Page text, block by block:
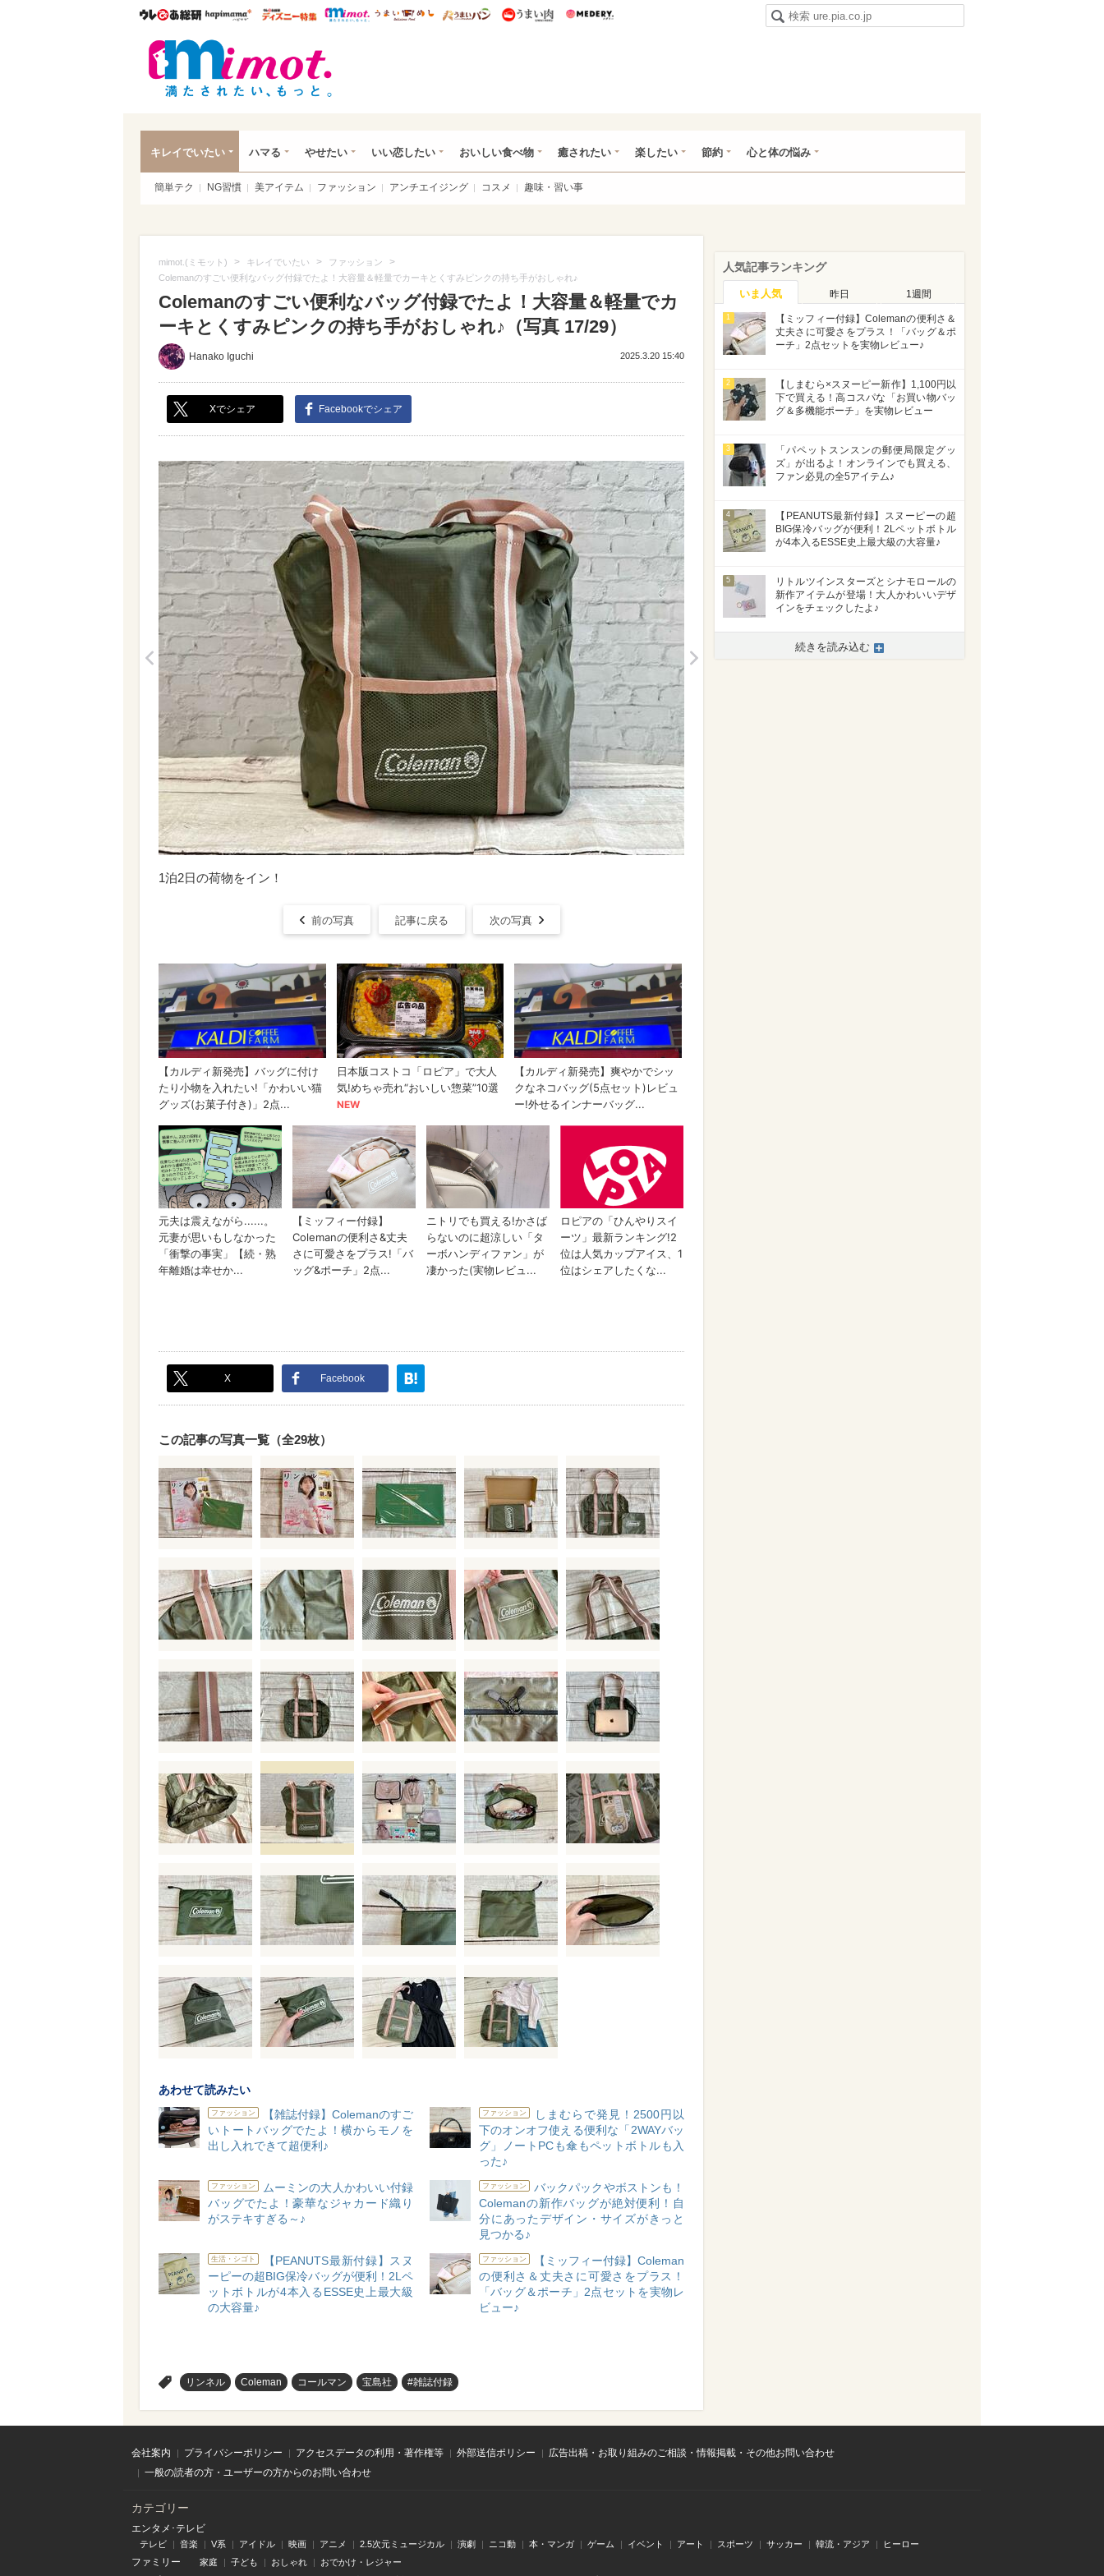
ウレぴあ総研ハピママ* ウレぴあ総研 ディズニー特集
mimot. うまいめし うまいパン うまい肉
キレイでいたい ハマる やせたい いい恋したい おいしい食べ物 癒されたい 楽したい 節約 心と体の悩み
簡単テク NG習慣 美アイテム ファッション アンチエイジング コスメ 趣味・習い事
mimot.(ミモット) > キレイでいたい > ファッション >
Colemanのすごい便利なバッグ付録でたよ！大容量＆軽量でカーキとくすみピンクの持ち手がおしゃれ♪
Colemanのすごい便利なバッグ付録でたよ！大容量＆軽量でカ
ーキとくすみピンクの持ち手がおしゃれ♪（写真 17/29）
Hanako Iguchi 2025.3.20 15:40
Xでシェア Facebookでシェア
1泊2日の荷物をイン！
前の写真 記事に戻る 次の写真
X Facebook
この記事の写真一覧（全29枚）
あわせて読みたい
ファッション
【雑誌付録】Colemanのすご
いトートバッグでたよ！横からモノを
出し入れできて超便利♪
ファッション
しまむらで発見！2500円以
下のオンオフ使える便利な「2WAYバッ
グ」ノートPCも傘もペットボトルも入
った♪
ファッション
ムーミンの大人かわいい付録
バッグでたよ！豪華なジャカード織り
がステキすぎる～♪
ファッション
バックパックやボストンも！
Colemanの新作バッグが絶対便利！自
分にあったデザイン・サイズがきっと
見つかる♪
生活・シゴト
【PEANUTS最新付録】スヌ
ーピーの超BIG保冷バッグが便利！2Lペ
ットボトルが4本入るESSE史上最大級
の大容量♪
ファッション
【ミッフィー付録】Coleman
の便利さ＆丈夫さに可愛さをプラス！
「バッグ＆ポーチ」2点セットを実物レ
ビュー♪
リンネル Coleman コールマン 宝島社 #雑誌付録
人気記事ランキング
いま人気 昨日 1週間
1
【ミッフィー付録】Colemanの便利さ＆
丈夫さに可愛さをプラス！「バッグ＆ポ
ーチ」2点セットを実物レビュー♪
2
【しまむら×スヌーピー新作】1,100円以
下で買える！高コスパな「お買い物バッ
グ＆多機能ポーチ」を実物レビュー
3
「パペットスンスンの郵便局限定グッ
ズ」が出るよ！オンラインでも買える、
ファン必見の全5アイテム♪
4
【PEANUTS最新付録】スヌーピーの超
BIG保冷バッグが便利！2Lペットボトル
が4本入るESSE史上最大級の大容量♪
5
リトルツインスターズとシナモロールの
新作アイテムが登場！大人かわいいデザ
インをチェックしたよ♪
続きを読み込む
会社案内 プライバシーポリシー アクセスデータの利用・著作権等 外部送信ポリシー
広告出稿・お取り組みのご相談・情報掲載・その他お問い合わせ
一般の読者の方・ユーザーの方からのお問い合わせ
カテゴリー
エンタメ･テレビ
テレビ 音楽 V系 アイドル 映画 アニメ 2.5次元ミュージカル 演劇 ニコ動 本・マンガ ゲーム イベント アート スポーツ サッカー 韓流・アジア ヒーロー
ファミリー 家庭 子ども おしゃれ おでかけ・レジャー